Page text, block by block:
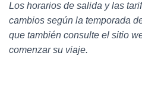
Los horarios de salida y las
cambios según la temporada
que también consulte el sitio
comenzar su viaje.